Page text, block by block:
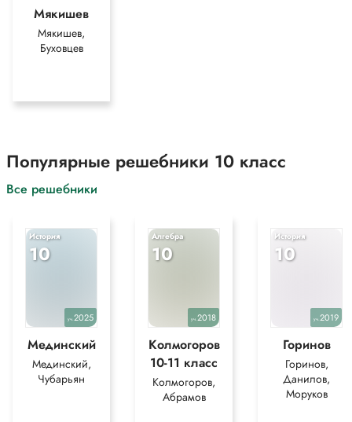
Мякишев
Мякишев,
Буховцев
Популярные решебники 10 класс
Все решебники
История
10
уч.2025
Мединский
Мединский,
Чубарьян
Алгебра
10
уч.2018
Колмогоров
10-11 класс
Колмогоров,
Абрамов
История
10
уч.2019
Горинов
Горинов,
Данилов,
Моруков